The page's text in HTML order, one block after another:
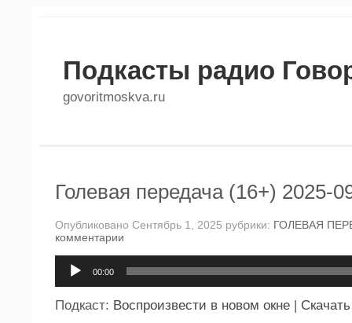
Подкасты радио
govoritmoskva.ru
Голевая передача (16+) 2025-
Опубликовано Сентябрь 1, 2025 рубрики: ГОЛЕВАЯ
комментарии
00:00
Подкаст: Воспроизвести в новом окне | Скачать